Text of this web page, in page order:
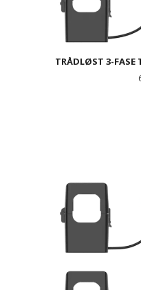
TRÅDLØST 3-FASE